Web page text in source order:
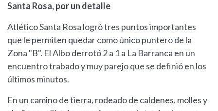
Santa Rosa, por un detalle
Atlético Santa Rosa logró tres puntos importantes
que le permiten quedar como único puntero de la
Zona "B". El Albo derrotó 2 a 1 a La Barranca en un
encuentro trabado y muy parejo que se definió en los
últimos minutos.
En un camino de tierra, rodeado de caldenes, molles y